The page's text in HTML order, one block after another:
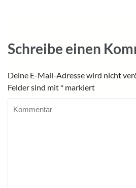
Schreibe einen
Deine E-Mail-Adresse wird nicht
Felder sind mit * markiert